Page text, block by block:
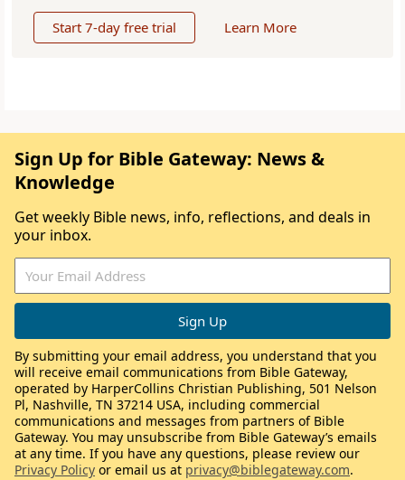
Start 7-day free trial Learn More
Sign Up for Bible Gateway: News &
Knowledge
Get weekly Bible news, info, reflections, and deals in
your inbox.
By submitting your email address, you understand that you
will receive email communications from Bible Gateway,
operated by HarperCollins Christian Publishing, 501 Nelson
Pl, Nashville, TN 37214 USA, including commercial
communications and messages from partners of Bible
Gateway. You may unsubscribe from Bible Gateway’s emails
at any time. If you have any questions, please review our
Privacy Policy or email us at privacy@biblegateway.com.